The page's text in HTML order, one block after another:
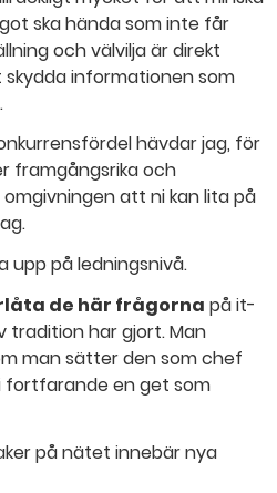
ska hända som inte får
och välvilja är direkt
informationen som
hävdar jag, för
framgångsrika och
att ni kan lita på
upp på ledningsnivå.
de här frågorna på it-
tradition har gjort. Man
man sätter den som chef
fortfarande en get som
på nätet innebär nya